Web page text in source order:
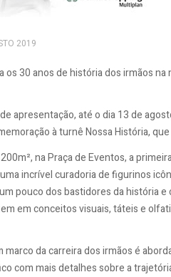
2019
os 30 anos de história dos irmãos
apresentação, até o dia 13 de
à turnê Nossa História,
na Praça de Eventos, a
incrível curadoria de figurinos
pouco dos bastidores da história
em conceitos visuais, táteis e
marco da carreira dos irmãos é
com mais detalhes sobre a